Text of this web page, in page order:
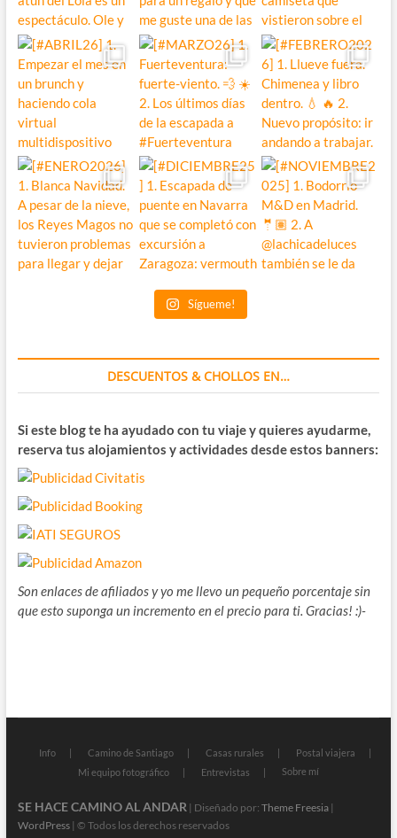
Sígueme!
DESCUENTOS & CHOLLOS EN…
Si este blog te ha ayudado con tu viaje y quieres ayudarme,
reserva tus alojamientos y actividades desde estos banners:
Son enlaces de afiliados y yo me llevo un pequeño porcentaje sin
que esto suponga un incremento en el precio para ti. Gracias! :)-
Info Camino de Santiago Casas rurales
Postal viajera
Mi equipo fotográfico
Entrevistas Sobre mí
SE HACE CAMINO AL ANDAR | Diseñado por: Theme Freesia|
WordPress| © Todos los derechos reservados